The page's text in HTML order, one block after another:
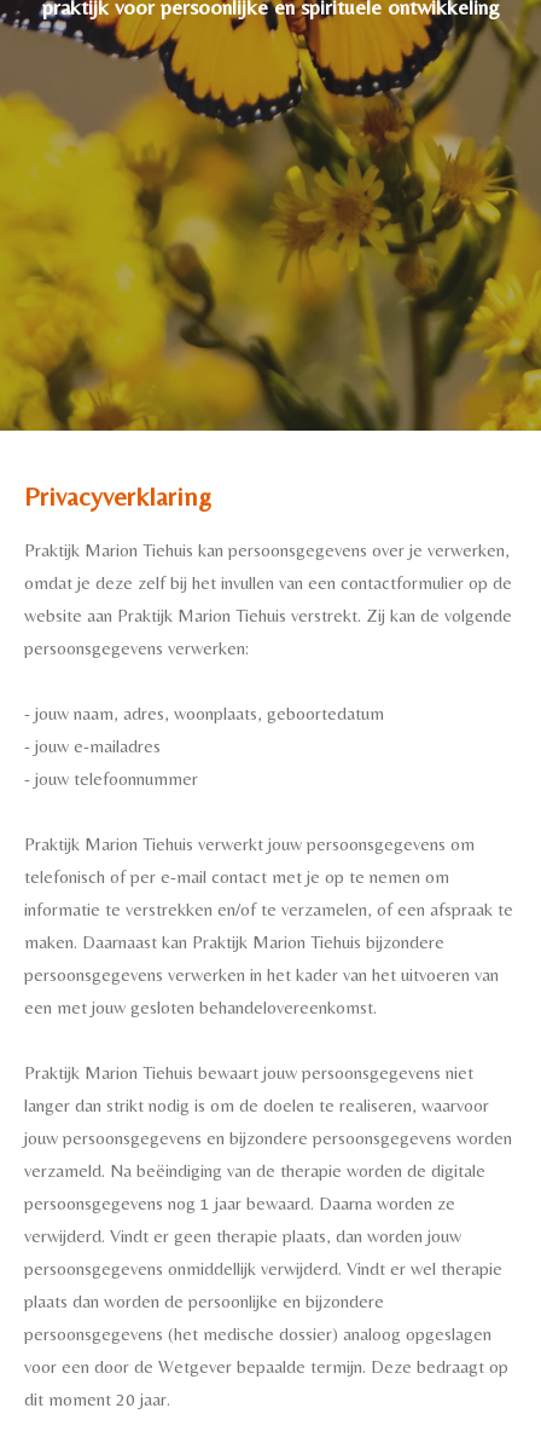
praktijk voor persoonlijke en spirituele ontwikkeling
Privacyverklaring
Praktijk Marion Tiehuis kan persoonsgegevens over je verwerken,
omdat je deze zelf bij het invullen van een contactformulier op de
website aan Praktijk Marion Tiehuis verstrekt. Zij kan de volgende
persoonsgegevens verwerken:
- jouw naam, adres, woonplaats, geboortedatum
- jouw e-mailadres
- jouw telefoonnummer
Praktijk Marion Tiehuis verwerkt jouw persoonsgegevens om
telefonisch of per e-mail contact met je op te nemen om
informatie te verstrekken en/of te verzamelen, of een afspraak te
maken. Daarnaast kan Praktijk Marion Tiehuis bijzondere
persoonsgegevens verwerken in het kader van het uitvoeren van
een met jouw gesloten behandelovereenkomst.
Praktijk Marion Tiehuis bewaart jouw persoonsgegevens niet
langer dan strikt nodig is om de doelen te realiseren, waarvoor
jouw persoonsgegevens en bijzondere persoonsgegevens worden
verzameld. Na beëindiging van de therapie worden de digitale
persoonsgegevens nog 1 jaar bewaard. Daarna worden ze
verwijderd. Vindt er geen therapie plaats, dan worden jouw
persoonsgegevens onmiddellijk verwijderd. Vindt er wel therapie
plaats dan worden de persoonlijke en bijzondere
persoonsgegevens (het medische dossier) analoog opgeslagen
voor een door de Wetgever bepaalde termijn. Deze bedraagt op
dit moment 20 jaar.